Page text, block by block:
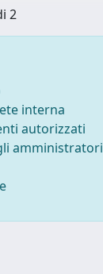
2
interna
autorizzati
amministratori